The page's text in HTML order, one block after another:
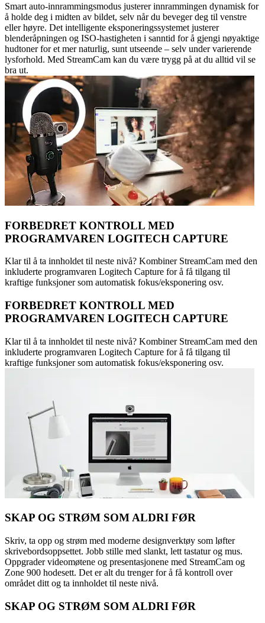
Smart auto-innrammingsmodus justerer innrammingen dynamisk for
å holde deg i midten av bildet, selv når du beveger deg til venstre
eller høyre. Det intelligente eksponeringssystemet justerer
blenderåpningen og ISO-hastigheten i sanntid for å gjengi nøyaktige
hudtoner for et mer naturlig, sunt utseende – selv under varierende
lysforhold. Med StreamCam kan du være trygg på at du alltid vil se
bra ut.
FORBEDRET KONTROLL MED
PROGRAMVAREN LOGITECH CAPTURE
Klar til å ta innholdet til neste nivå? Kombiner StreamCam med den
inkluderte programvaren Logitech Capture for å få tilgang til
kraftige funksjoner som automatisk fokus/eksponering osv.
FORBEDRET KONTROLL MED
PROGRAMVAREN LOGITECH CAPTURE
Klar til å ta innholdet til neste nivå? Kombiner StreamCam med den
inkluderte programvaren Logitech Capture for å få tilgang til
kraftige funksjoner som automatisk fokus/eksponering osv.
SKAP OG STRØM SOM ALDRI FØR
Skriv, ta opp og strøm med moderne designverktøy som løfter
skrivebordsoppsettet. Jobb stille med slankt, lett tastatur og mus.
Oppgrader videomøtene og presentasjonene med StreamCam og
Zone 900 hodesett. Det er alt du trenger for å få kontroll over
området ditt og ta innholdet til neste nivå.
SKAP OG STRØM SOM ALDRI FØR